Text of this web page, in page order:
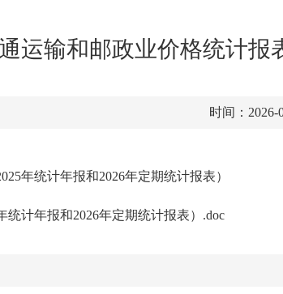
运输和邮政业价格统计报
时间：2026-
年统计年报和2026年定期统计报表）
计年报和2026年定期统计报表）.doc